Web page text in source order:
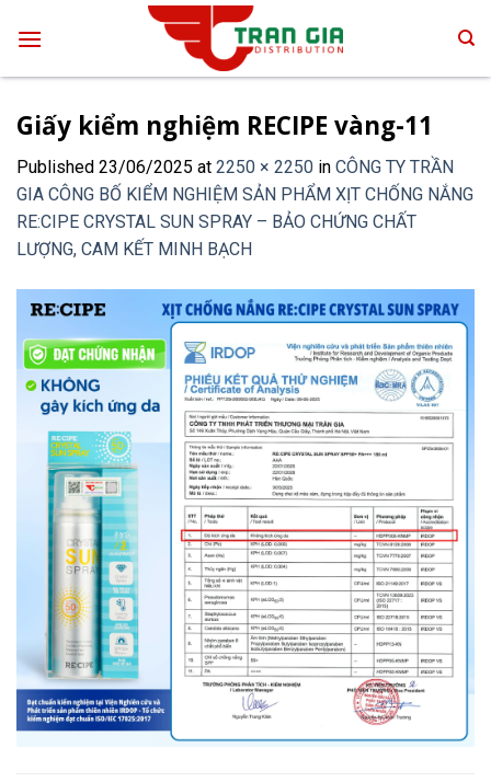
Giấy kiểm nghiệm RECIPE vàng-11
Published 23/06/2025 at 2250 × 2250 in CÔNG TY TRẦN
GIA CÔNG BỐ KIỂM NGHIỆM SẢN PHẨM XỊT CHỐNG NẮNG
RE:CIPE CRYSTAL SUN SPRAY – BẢO CHỨNG CHẤT
LƯỢNG, CAM KẾT MINH BẠCH